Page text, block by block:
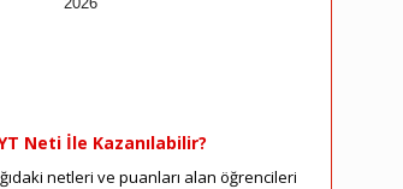
Neti İle Kazanılabilir?
netleri ve puanları alan öğrencileri